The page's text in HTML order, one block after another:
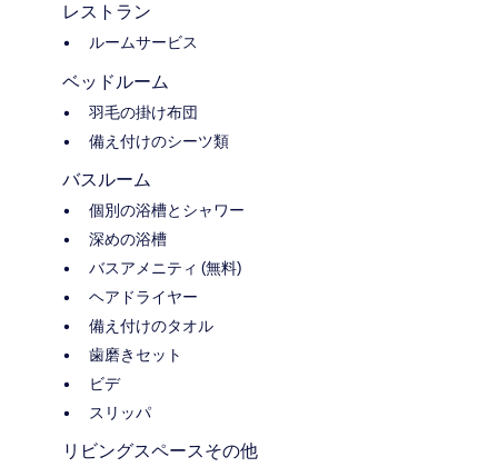
レストラン
ルームサービス
ベッドルーム
羽毛の掛け布団
備え付けのシーツ類
バスルーム
個別の浴槽とシャワー
深めの浴槽
バスアメニティ (無料)
ヘアドライヤー
備え付けのタオル
歯磨きセット
ビデ
スリッパ
リビングスペースその他